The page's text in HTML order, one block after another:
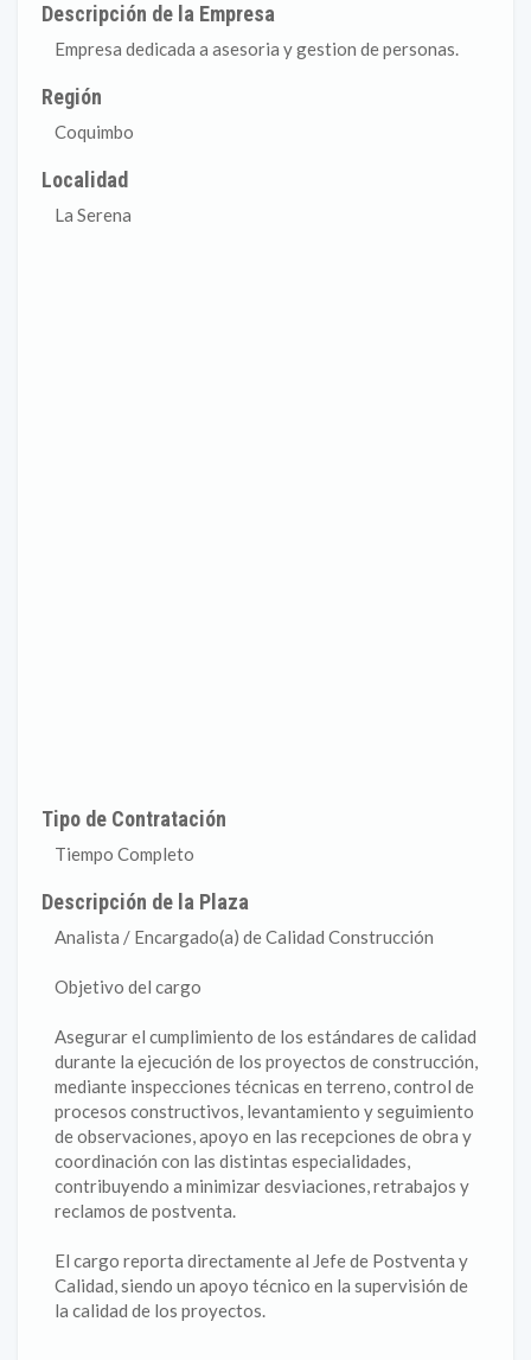
Descripción de la Empresa
Empresa dedicada a asesoria y gestion de personas.
Región
Coquimbo
Localidad
La Serena
Tipo de Contratación
Tiempo Completo
Descripción de la Plaza
Analista / Encargado(a) de Calidad Construcción
Objetivo del cargo
Asegurar el cumplimiento de los estándares de calidad
durante la ejecución de los proyectos de construcción,
mediante inspecciones técnicas en terreno, control de
procesos constructivos, levantamiento y seguimiento
de observaciones, apoyo en las recepciones de obra y
coordinación con las distintas especialidades,
contribuyendo a minimizar desviaciones, retrabajos y
reclamos de postventa.
El cargo reporta directamente al Jefe de Postventa y
Calidad, siendo un apoyo técnico en la supervisión de
la calidad de los proyectos.